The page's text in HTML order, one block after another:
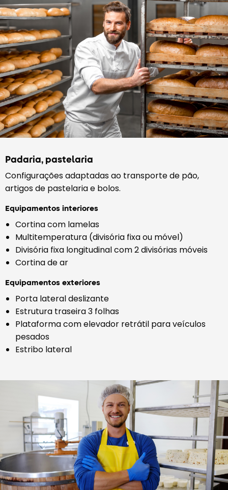
Padaria, pastelaria
Configurações adaptadas ao transporte de pão,
artigos de pastelaria e bolos.
Equipamentos interiores
Cortina com lamelas
Multitemperatura (divisória fixa ou móvel)
Divisória fixa longitudinal com 2 divisórias móveis
Cortina de ar
Equipamentos exteriores
Porta lateral deslizante
Estrutura traseira 3 folhas
Plataforma com elevador retrátil para veículos
pesados
Estribo lateral